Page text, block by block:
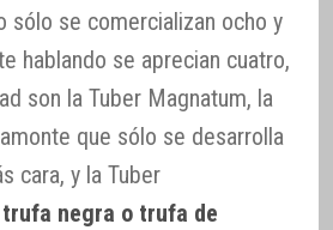
sólo se comercializan ocho y
hablando se aprecian cuatro,
son la Tuber Magnatum, la
que sólo se desarrolla
cara, y la Tuber
trufa negra o trufa de